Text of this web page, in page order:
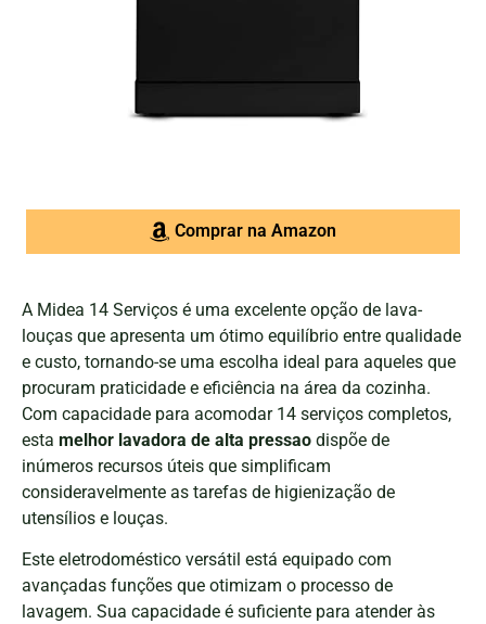
Comprar na Amazon
A Midea 14 Serviços é uma excelente opção de lava-
louças que apresenta um ótimo equilíbrio entre qualidade
e custo, tornando-se uma escolha ideal para aqueles que
procuram praticidade e eficiência na área da cozinha.
Com capacidade para acomodar 14 serviços completos,
esta melhor lavadora de alta pressao dispõe de
inúmeros recursos úteis que simplificam
consideravelmente as tarefas de higienização de
utensílios e louças.
Este eletrodoméstico versátil está equipado com
avançadas funções que otimizam o processo de
lavagem. Sua capacidade é suficiente para atender às